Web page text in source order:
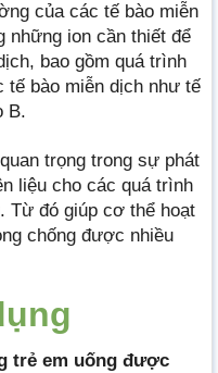
của các tế bào miễn
những ion cần thiết để
bao gồm quá trình
tế bào miễn dịch như tế
B.
trọng trong sự phát
liệu cho các quá trình
Từ đó giúp cơ thể hoạt
chống được nhiều
trẻ em uống được